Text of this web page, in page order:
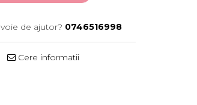
de ajutor? 0746516998
Cere informatii